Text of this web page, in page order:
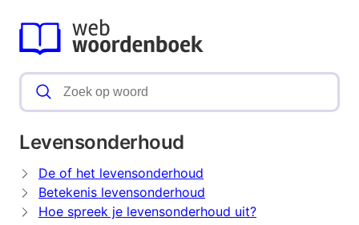
Levensonderhoud
De of het levensonderhoud
Betekenis levensonderhoud
Hoe spreek je levensonderhoud uit?